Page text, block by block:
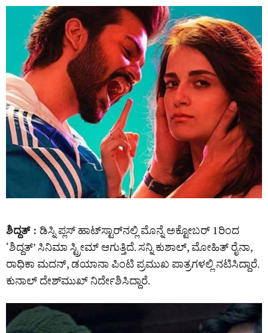
ಶಿದ್ದತ್‌ : ಡಿಸ್ನಿ ಪ್ಲಸ್‌ ಹಾಟ್‌ಸ್ಟಾರ್‌ನಲ್ಲಿ ಮೊನ್ನೆ ಅಕ್ಟೋಬರ್‌ 1ರಿಂದ
‘ಶಿದ್ದತ್‌’ ಸಿನಿಮಾ ಸ್ಟ್ರೀಮ್ ಆಗುತ್ತಿದೆ. ಸನ್ನಿ ಕುಶಾಲ್‌, ಮೋಹಿತ್ ರೈನಾ,
ರಾಧಿಕಾ ಮದನ್‌, ಡಯಾನಾ ಪಿಂಟಿ ಪ್ರಮುಖ ಪಾತ್ರಗಳಲ್ಲಿ ನಟಿಸಿದ್ದಾರೆ.
ಕುನಾಲ್ ದೇಶ್‌ಮುಖ್‌ ನಿರ್ದೇಶಿಸಿದ್ದಾರೆ.